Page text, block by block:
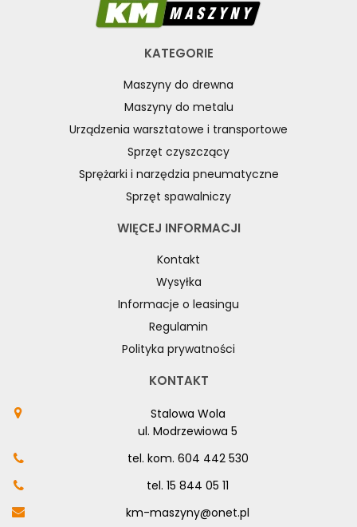
KATEGORIE
Maszyny do drewna
Maszyny do metalu
Urządzenia warsztatowe i transportowe
Sprzęt czyszczący
Sprężarki i narzędzia pneumatyczne
Sprzęt spawalniczy
WIĘCEJ INFORMACJI
Kontakt
Wysyłka
Informacje o leasingu
Regulamin
Polityka prywatności
KONTAKT
Stalowa Wola
ul. Modrzewiowa 5
tel. kom. 604 442 530
tel. 15 844 05 11
km-maszyny@onet.pl